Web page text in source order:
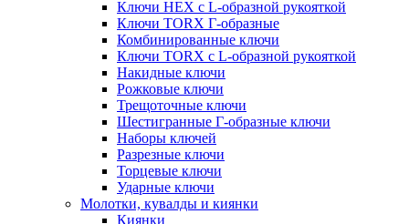
Ключи HEX с L-образной рукояткой
Ключи TORX Г-образные
Комбинированные ключи
Ключи TORX с L-образной рукояткой
Накидные ключи
Рожковые ключи
Трещоточные ключи
Шестигранные Г-образные ключи
Наборы ключей
Разрезные ключи
Торцевые ключи
Ударные ключи
Молотки, кувалды и киянки
Киянки